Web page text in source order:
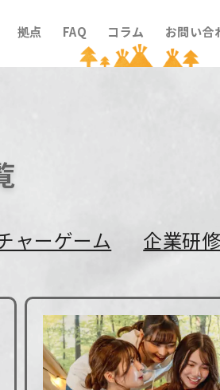
拠点 FAQ コラム お問い合
ャーゲーム 企業研修